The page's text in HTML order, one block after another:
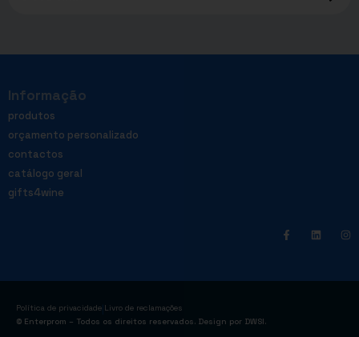
Informação
produtos
orçamento personalizado
contactos
catálogo geral
gifts4wine
Política de privacidade Livro de reclamações
© Enterprom – Todos os direitos reservados. Design por DWSI.